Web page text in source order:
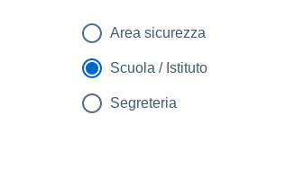
Area sicurezza
Scuola / Istituto
Segreteria